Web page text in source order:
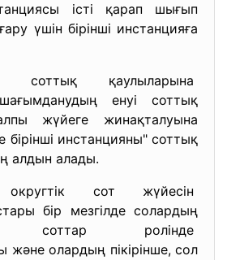
істі қарап шығып
үшін бірінші инстанцияға
соттық қаулыларына
енуі соттық
жүйеге жинақталуына
бірінші инстанцияны" соттық
алдын алады.
округтік сот жүйесін
бір мезгілде солардың
соттар ролінде
және олардың пікірінше, сол